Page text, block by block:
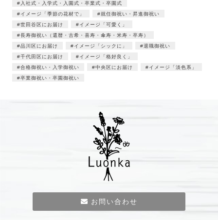
入社式・入学式・入園式・卒業式・卒園式
イメージ「季節の花材で」
就任御祝い・昇進御祝い
世田谷区にお届け
イメージ「可愛く」
長寿御祝い（還暦・古希・喜寿・傘寿・米寿・卒寿）
品川区にお届け
イメージ「シックに」
退職御祝い
千代田区にお届け
イメージ「格好良く」
合格御祝い・入学御祝い
中央区にお届け
イメージ「淡色系」
卒業御祝い・卒園御祝い
お問い合わせ